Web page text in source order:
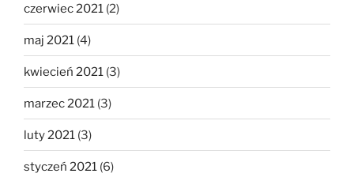
czerwiec 2021 (2)
maj 2021 (4)
kwiecień 2021 (3)
marzec 2021 (3)
luty 2021 (3)
styczeń 2021 (6)